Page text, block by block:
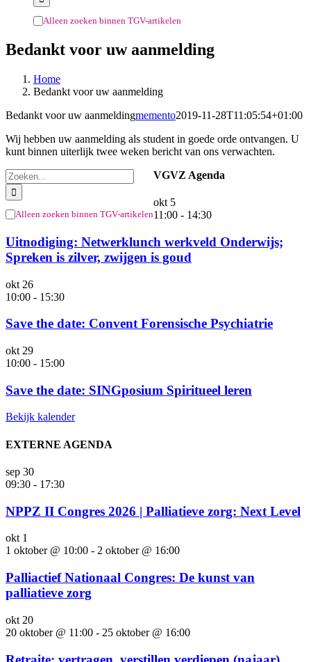
Alleen zoeken binnen TGV-artikelen
Bedankt voor uw aanmelding
Home
Bedankt voor uw aanmelding
Bedankt voor uw aanmeldingmemento2019-11-28T11:05:54+01:00
Wij hebben uw aanmelding als student in goede orde ontvangen. U
kunt binnen uiterlijk twee weken bericht van ons verwachten.
Zoeken
naar:
Alleen zoeken binnen TGV-artikelen
VGVZ Agenda
okt 5
11:00 - 14:30
Uitnodiging: Netwerklunch werkveld Onderwijs;
Spreken is zilver, zwijgen is goud
okt 26
10:00 - 15:30
Save the date: Convent Forensische Psychiatrie
okt 29
10:00 - 15:00
Save the date: SINGposium Spiritueel leren
Bekijk kalender
EXTERNE AGENDA
sep 30
09:30 - 17:30
NPPZ II Congres 2026 | Palliatieve zorg: Next Level
okt 1
1 oktober @ 10:00 - 2 oktober @ 16:00
Palliactief Nationaal Congres: De kunst van
palliatieve zorg
okt 20
20 oktober @ 11:00 - 25 oktober @ 16:00